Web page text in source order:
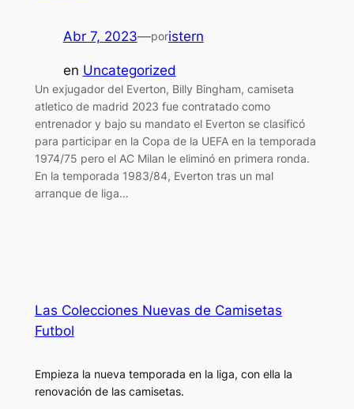
Abr 7, 2023—poristern
en Uncategorized
Un exjugador del Everton, Billy Bingham, camiseta
atletico de madrid 2023 fue contratado como
entrenador y bajo su mandato el Everton se clasificó
para participar en la Copa de la UEFA en la temporada
1974/75 pero el AC Milan le eliminó en primera ronda.
En la temporada 1983/84, Everton tras un mal
arranque de liga…
Las Colecciones Nuevas de Camisetas
Futbol
Empieza la nueva temporada en la liga, con ella la
renovación de las camisetas.